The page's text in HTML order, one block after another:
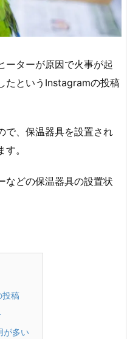
ーターが原因で火事が起
たというInstagramの投稿
で、保温器具を設置され
。
などの保温器具の設置状
投稿
が多い